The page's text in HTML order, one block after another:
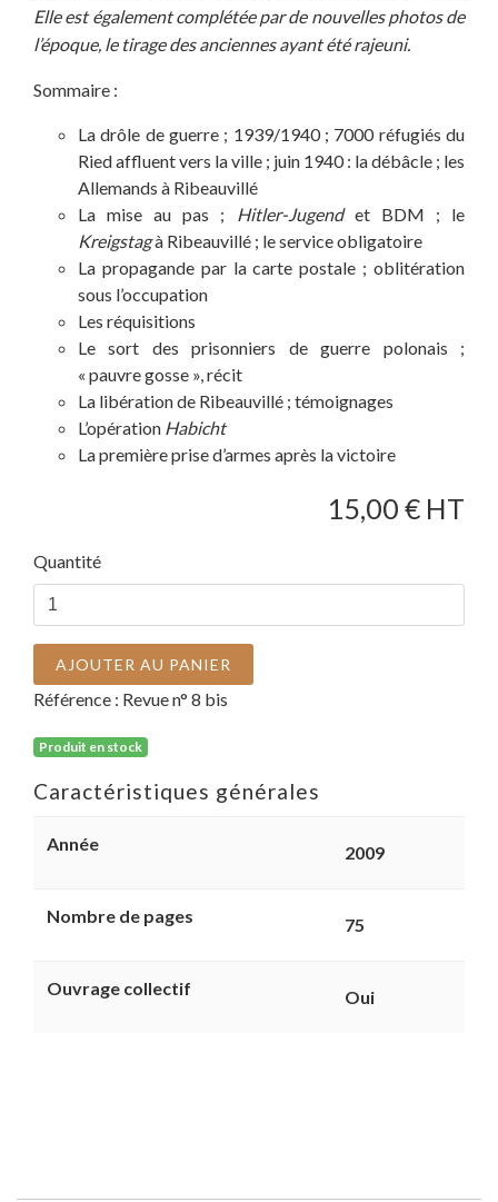
Elle est également complétée par de nouvelles photos de
l’époque, le tirage des anciennes ayant été rajeuni.
Sommaire :
La drôle de guerre ; 1939/1940 ; 7000 réfugiés du
Ried affluent vers la ville ; juin 1940 : la débâcle ; les
Allemands à Ribeauvillé
La mise au pas ; Hitler-Jugendet BDM ; le
Kreigstagà Ribeauvillé ; le service obligatoire
La propagande par la carte postale ; oblitération
sous l’occupation
Les réquisitions
Le sort des prisonniers de guerre polonais ;
« pauvre gosse », récit
La libération de Ribeauvillé ; témoignages
L’opération Habicht
La première prise d’armes après la victoire
15,00 € HT
Quantité
AJOUTER AU PANIER
Référence : Revue n° 8 bis
Produit en stock
Caractéristiques générales
Année 2009
Nombre de pages 75
Ouvrage collectif Oui